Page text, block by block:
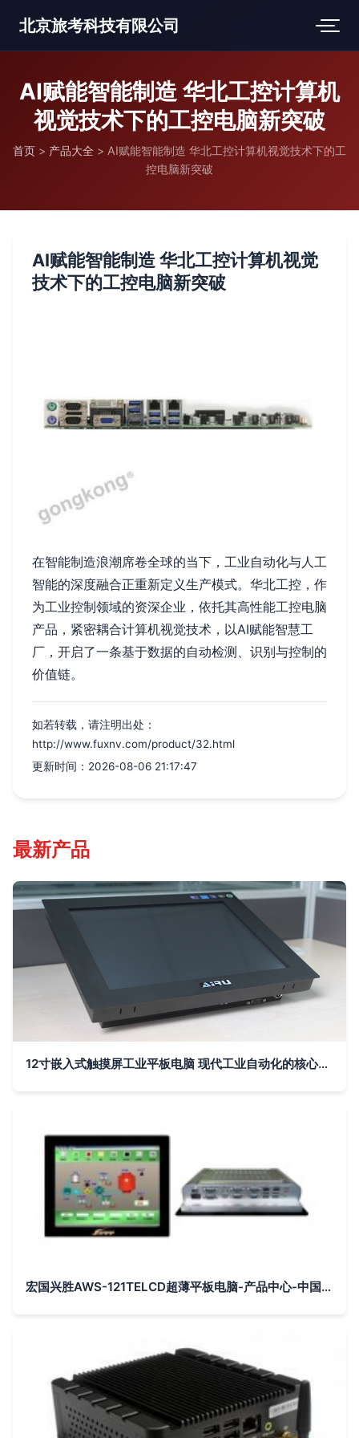
北京旅考科技有限公司
AI赋能智能制造 华北工控计算机
视觉技术下的工控电脑新突破
首页 > 产品大全 > AI赋能智能制造 华北工控计算机视觉技术下的工
控电脑新突破
AI赋能智能制造 华北工控计算机视觉
技术下的工控电脑新突破
在智能制造浪潮席卷全球的当下，工业自动化与人工
智能的深度融合正重新定义生产模式。华北工控，作
为工业控制领域的资深企业，依托其高性能工控电脑
产品，紧密耦合计算机视觉技术，以AI赋能智慧工
厂，开启了一条基于数据的自动检测、识别与控制的
价值链。
如若转载，请注明出处：
http://www.fuxnv.com/product/32.html
更新时间：2026-08-06 21:17:47
最新产品
12寸嵌入式触摸屏工业平板电脑 现代工业自动化的核心终端
宏国兴胜AWS-121TELCD超薄平板电脑-产品中心-中国工控网